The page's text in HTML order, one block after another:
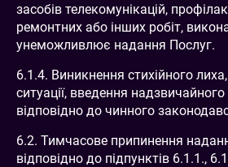
засобів телекомунікацій,
ремонтних або інших робіт,
унеможливлює надання Послуг.
6.1.4. Виникнення стихійного
ситуації, введення
відповідно до чинного
6.2. Тимчасове припинення
відповідно до підпунктів 6.1.1.,